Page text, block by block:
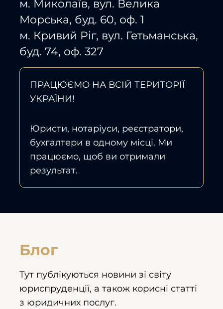
м. Миколаїв, вул. Велика
Морська, буд. 60, оф. 1
м. Кривий Ріг, вул. Гетьманська,
буд. 74, оф. 327
ПРАЦЮЄМО НА ВСІЙ ТЕРИТОРІЇ
УКРАЇНИ!
Юристи, нотаріуси, реєстратори,
бухгалтери в одному місці. Ми
працюємо, щоб ви отримали
результат.
Блог
Тут публікуються новини зі світу
юриспруденції, а також корисні статті
з юридичних послуг.